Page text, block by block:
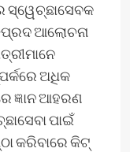
ଆଲୋଚନା
ଅଧିକ
ଜ୍ଞାନ ଆହରଣ
ପାଇଁ
କରିବାରେ କିଟ୍‍